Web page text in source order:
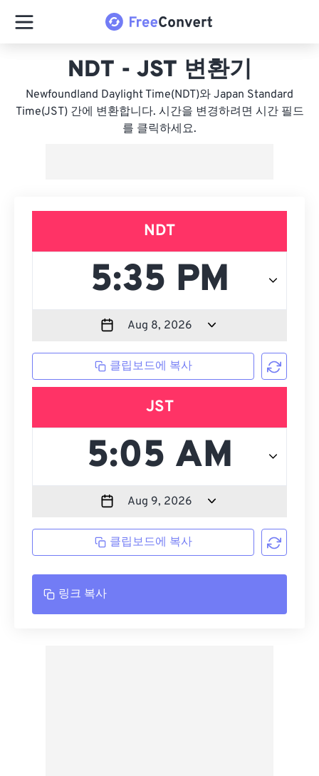
NDT - JST 변환기
Newfoundland Daylight Time(NDT)와 Japan Standard
Time(JST) 간에 변환합니다. 시간을 변경하려면 시간 필드
를 클릭하세요.
NDT
클립보드에 복사
JST
클립보드에 복사
링크 복사